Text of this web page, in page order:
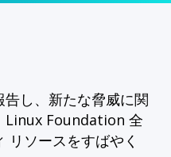
し、新たな脅威に関
Linux Foundation 全
リソースをすばやく